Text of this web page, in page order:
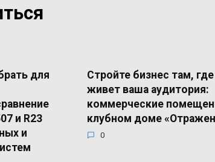
для
и R23
и
Стройте бизнес там, где
живет ваша аудитория:
коммерческие
клубном доме
0